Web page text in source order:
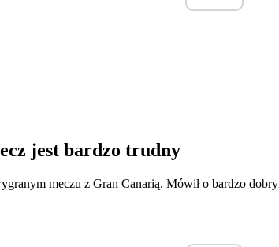
jest bardzo trudny
meczu z Gran Canarią. Mówił o bardzo